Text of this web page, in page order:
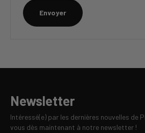
Envoyer
Newsletter
Intéressé(e) par les dernières nouvelles de
vous dès maintenant à notre newsletter !